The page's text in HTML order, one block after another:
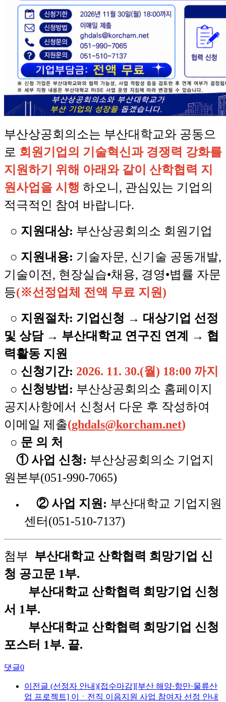
부산상공회의소는 부산대학교와 공동으
로 회원기업의 기술혁신과 경쟁력 강화를
지원하기 위해 아래와 같이 산학협력 지
원사업을 시행 하오니, 관심있는 기업의
적극적인 참여 바랍니다.
○ 지원대상: 부산상공회의소 회원기업
○ 지원내용: 기술자문, 신기술 공동개발,
기술이전, 현장실습•채용, 경영•볍률 자문
등(※선정업체 전액 무료 지원)
○ 지원절차: 기업신청 → 대상기업 선정
및 상담→ 부산대학교 연구진 연계 → 협
력활동 지원
○ 신청기간: 2026. 11. 30.(월) 18:00 까지
○ 신청방법: 부산상공회의소 홈페이지
공지사항에서 신청서 다운 후 작성하여
이메일 제출(ghdals@korcham.net)
○ 문 의 처
① 사업 신청: 부산상공회의소 기업지
원본부(051-990-7065)
② 사업 지원: 부산대학교 기업지원
센터(051-510-7137)
첨부 부산대학교 산학협력 희망기업 신
청 공고문 1부.
부산대학교 산학협력 희망기업 신청
서 1부.
부산대학교 산학협력 희망기업 신청
포스터 1부. 끝.
댓글0
이전글 (선정자 안내)[접수마감][부산 해양·항만·물류산
업 프로젝트] 이ㆍ전직 이음지원 사업 참여자 선정 안내